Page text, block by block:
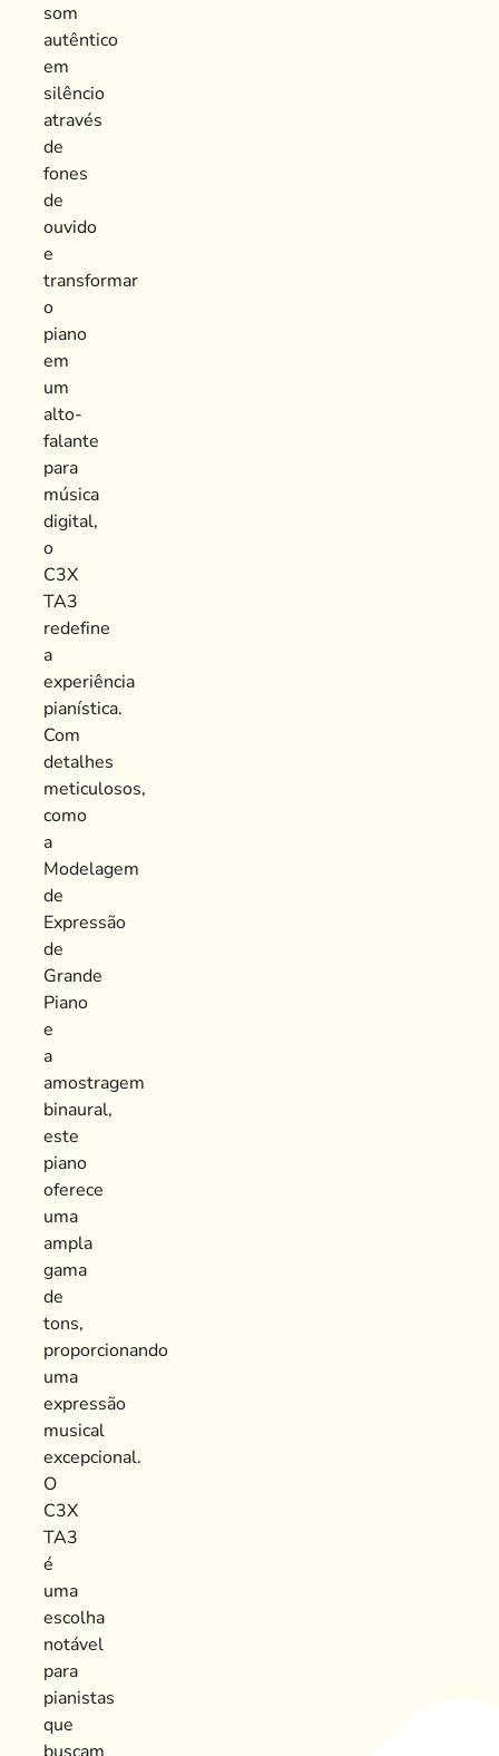
som
autêntico
em
silêncio
através
de
fones
de
ouvido
e
transformar
o
piano
em
um
alto-
falante
para
música
digital,
o
C3X
TA3
redefine
a
experiência
pianística.
Com
detalhes
meticulosos,
como
a
Modelagem
de
Expressão
de
Grande
Piano
e
a
amostragem
binaural,
este
piano
oferece
uma
ampla
gama
de
tons,
proporcionando
uma
expressão
musical
excepcional.
O
C3X
TA3
é
uma
escolha
notável
para
pianistas
que